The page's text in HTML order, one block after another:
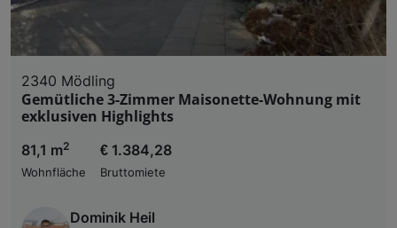
2340 Mödling
Gemütliche 3-Zimmer Maisonette-Wohnung mit
exklusiven Highlights
81,1 m2
Wohnfläche
€ 1.384,28
Bruttomiete
Dominik Heil